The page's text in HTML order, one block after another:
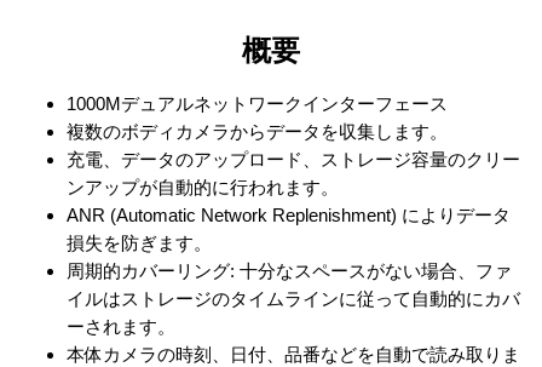
概要
1000Mデュアルネットワークインターフェース
複数のボディカメラからデータを収集します。
充電、データのアップロード、ストレージ容量のクリー
ンアップが自動的に行われます。
ANR (Automatic Network Replenishment) によりデータ
損失を防ぎます。
周期的カバーリング: 十分なスペースがない場合、ファ
イルはストレージのタイムラインに従って自動的にカバ
ーされます。
本体カメラの時刻、日付、品番などを自動で読み取りま